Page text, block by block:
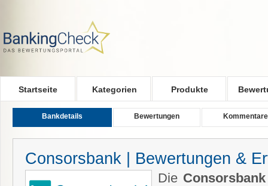
Startseite Kategorien Produkte
Bankdetails Bewertungen Kommentare
Consorsbank | Bewertungen &
Die Consorsbank